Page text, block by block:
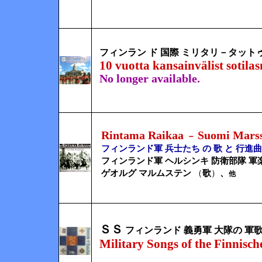
フィンラン ド 国際 ミリタリ－タット
10 vuotta kansainvälist
No longer available.
Rintama Raikaa － Suomi
フィンランド軍 兵士たち の 歌 と 行進
フィンランド軍 ヘルシンキ 防衛部隊 軍
ゲオルグ マルムステン
（歌） 、 他
ＳＳ フィンランド 義勇軍 大隊の 軍
Military Songs of the